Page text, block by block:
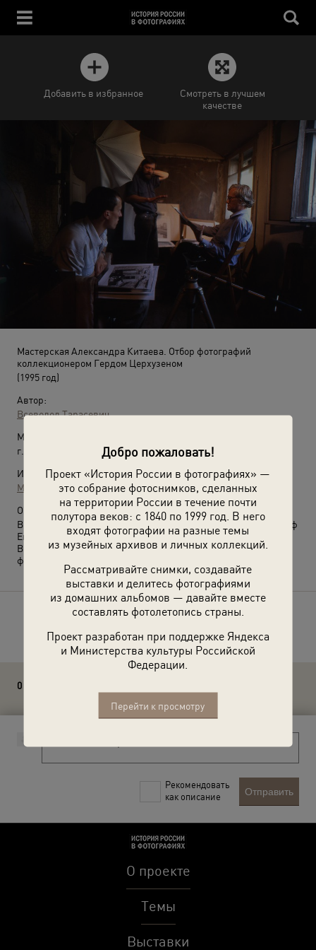
Добро пожаловать!
Проект «История России в фотографиях» —
это собрание фотоснимков, сделанных
на территории России в течение почти
полутора веков: с 1840 по 1999 год. В него
входят фотографии на разные темы
из музейных архивов и личных коллекций.
Рассматривайте снимки, создавайте
выставки и делитесь фотографиями
из домашних альбомов — давайте вместе
составлять фотолетопись страны.
Проект разработан при поддержке Яндекса
и Министерства культуры Российской
Федерации.
Перейти к просмотру
Добавить в избранное
Смотреть в лучшем
качестве
Мастерская Александра Китаева. Отбор фотографий
коллекционером Гердом Церхузеном
(1995 год)
Автор:
Всеволод Тарасевич
Место съемки:
г. Санкт-Петербург
Источники:
МАММ / МДФ
О фотографии:
В центре – фотограф Александр Китаев, слева сидит фотограф
Евгений Мохорев, справа – Герд Церхузен.
Выставка «Коллекционер русской фотографии»с этой
фотографией.
Расскажите друзьям об этом фото
0 комментариев
Рекомендовать
как описание
Отправить
О проекте
Темы
Выставки